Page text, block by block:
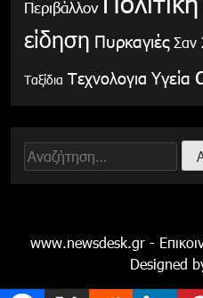
Περιβάλλον
είδηση Πυρκαγιές Σαν
Ταξίδια Τεχνολογια Υγεία
Αναζήτηση
για:
www.newsdesk.gr -
Designed